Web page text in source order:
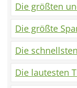
Die größten
Die größte
Die
Die lautesten